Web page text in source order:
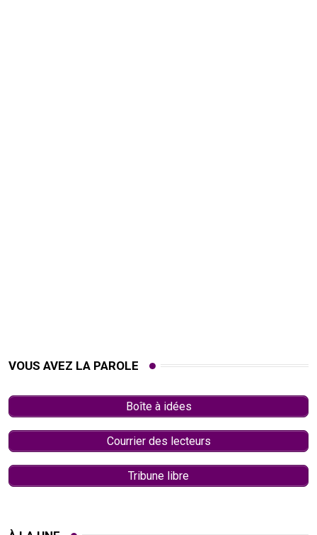
VOUS AVEZ LA PAROLE
Boîte à idées
Courrier des lecteurs
Tribune libre